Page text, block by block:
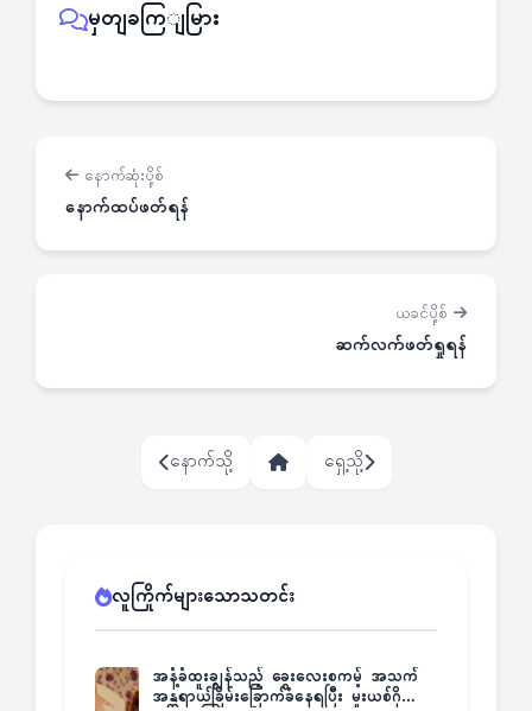
မှတျခကြျမြား
နောက်ဆုံးပို့စ်
နောက်ထပ်ဖတ်ရန်
ယခင်ပို့စ်
ဆက်လက်ဖတ်ရှုရန်
နောက်သို့ ရှေ့သို့
လူကြိုက်များသောသတင်း
အနံ့ခံထူးချွန်သည့် ခွေးလေးစကမ့် အသက်
အန္တရာယ်ခြိမ်းခြောက်ခံနေရပြီး မူးယစ်ဂိုဏ်း